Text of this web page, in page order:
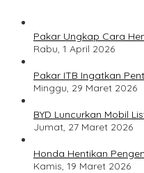
Pakar Ungkap Cara
Rabu, 1 April 2026
Pakar ITB Ingatkan
Minggu, 29 Maret 2026
BYD Luncurkan Mobil
Jumat, 27 Maret 2026
Honda Hentikan
Kamis, 19 Maret 2026